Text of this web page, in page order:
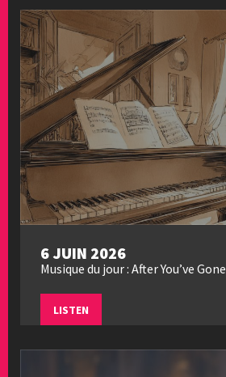
6 JUIN 2026
Musique du jour : After You’ve Gone
LISTEN